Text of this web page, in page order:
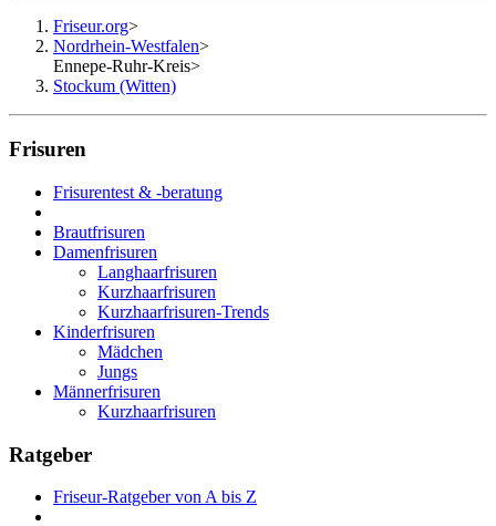
Friseur.org>
Nordrhein-Westfalen>
Ennepe-Ruhr-Kreis>
Stockum (Witten)
Frisuren
Frisurentest & -beratung
Brautfrisuren
Damenfrisuren
Langhaarfrisuren
Kurzhaarfrisuren
Kurzhaarfrisuren-Trends
Kinderfrisuren
Mädchen
Jungs
Männerfrisuren
Kurzhaarfrisuren
Ratgeber
Friseur-Ratgeber von A bis Z